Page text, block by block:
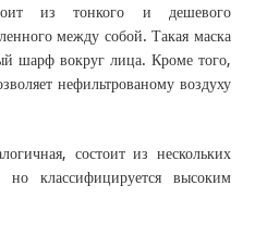
из тонкого и дешевого
между собой. Такая маска
шарф вокруг лица. Кроме того,
нефильтрованому воздуху
состоит из нескольких
но классифицируется высоким